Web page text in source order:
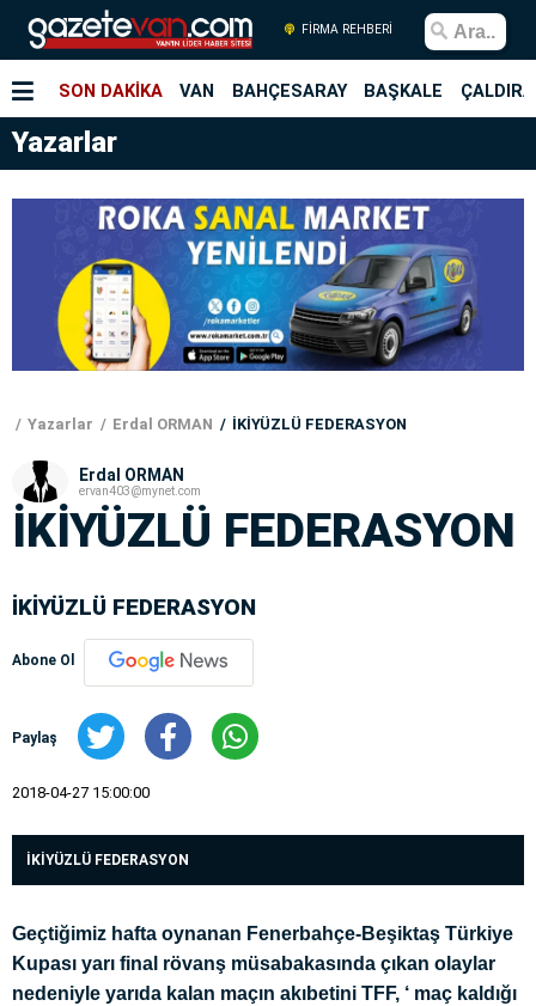
FİRMA REHBERİ
SON DAKİKA VAN BAHÇESARAY BAŞKALE
Yazarlar
Yazarlar Erdal ORMAN İKİYÜZLÜ FEDERASYON
Erdal ORMAN
ervan403@mynet.com
İKİYÜZLÜ FEDERASYON
İKİYÜZLÜ FEDERASYON
Abone Ol
Paylaş
2018-04-27 15:00:00
İKİYÜZLÜ FEDERASYON
Geçtiğimiz hafta oynanan Fenerbahçe-Beşiktaş Türkiye
Kupası yarı final rövanş müsabakasında çıkan olaylar
nedeniyle yarıda kalan maçın akıbetini TFF, ‘ maç kaldığı